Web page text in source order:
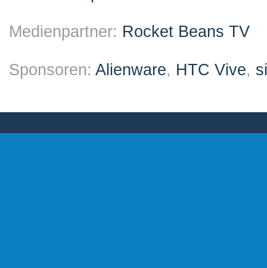
Medienpartner: Rocket Beans TV
Sponsoren: Alienware, HTC Vive,